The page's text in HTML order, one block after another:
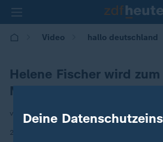
Video hallo deutschland
Helene Fischer wird
Mama
von Markus Rosendahl
26.08.2025 | 17:10
Deine